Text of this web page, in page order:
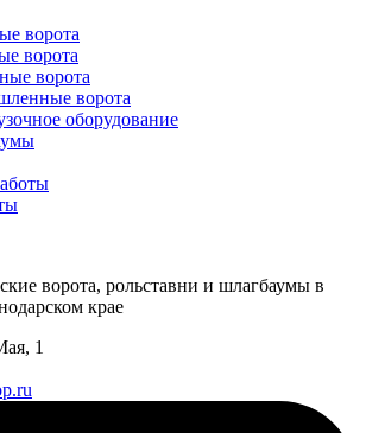
ворота
ворота
ворота
ворота
оборудование
ворота, рольставни и шлагбаумы в
крае
1